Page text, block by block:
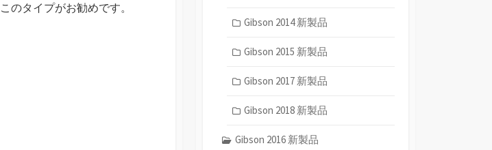
のタイプがお勧めです。
Gibson 2014 新製品
Gibson 2015 新製品
Gibson 2017 新製品
Gibson 2018 新製品
Gibson 2016 新製品